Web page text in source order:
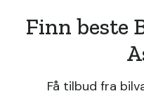
Finn beste
Få tilbud fra